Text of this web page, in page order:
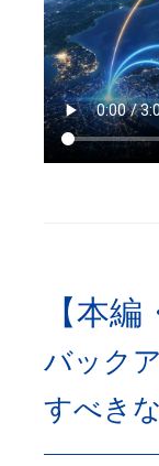
【本編
バック
すべき